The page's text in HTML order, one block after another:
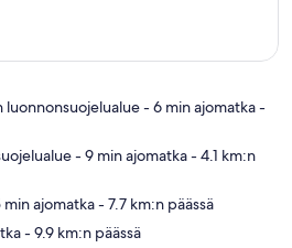
without a private sauna? Light up the
Kartta
luonnonsuojelualue- 6 min ajomatka-
- 9 min ajomatka- 4.1 km:n
min ajomatka- 7.7 km:n päässä
- 9.9 km:n päässä